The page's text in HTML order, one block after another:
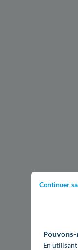
Continuer
Pouvons-
En